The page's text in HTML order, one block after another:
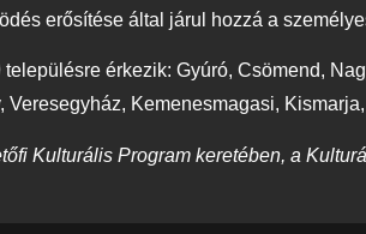
erősítése által járul hozzá a
érkezik: Gyúró, Csömend,
Veresegyház, Kemenesmagasi,
Kulturális Program keretében, a